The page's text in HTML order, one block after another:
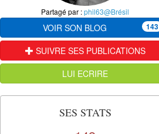
Partagé par :phil63@Brésil
VOIR SON BLOG 143
SUIVRE SES PUBLICATIONS
LUI ECRIRE
SES STATS